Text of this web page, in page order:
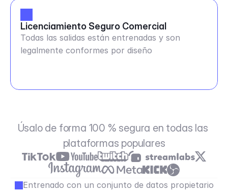
Licenciamiento Seguro Comercial
Todas las salidas están entrenadas y son
legalmente conformes por diseño
Úsalo de forma 100 % segura en todas las
plataformas populares
Entrenado con un conjunto de datos propietario